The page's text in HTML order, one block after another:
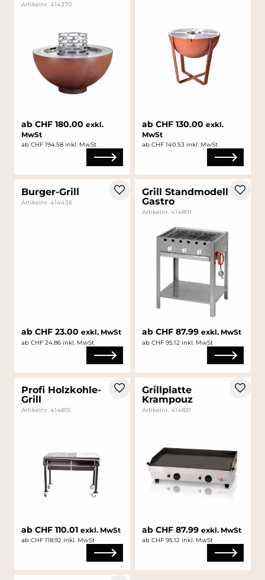
Artikelnr. 414370
ab CHF 180.00 exkl.
MwSt
ab CHF 194.58 inkl. MwSt
ab CHF 130.00 exkl.
MwSt
ab CHF 140.53 inkl. MwSt
Burger-Grill
Artikelnr. 414436
ab CHF 23.00 exkl. MwSt
ab CHF 24.86 inkl. MwSt
Grill Standmodell
Gastro
Artikelnr. 414801
ab CHF 87.99 exkl. MwSt
ab CHF 95.12 inkl. MwSt
Profi Holzkohle-
Grill
Artikelnr. 414815
ab CHF 110.01 exkl. MwSt
ab CHF 118.92 inkl. MwSt
Grillplatte
Krampouz
Artikelnr. 414831
ab CHF 87.99 exkl. MwSt
ab CHF 95.12 inkl. MwSt